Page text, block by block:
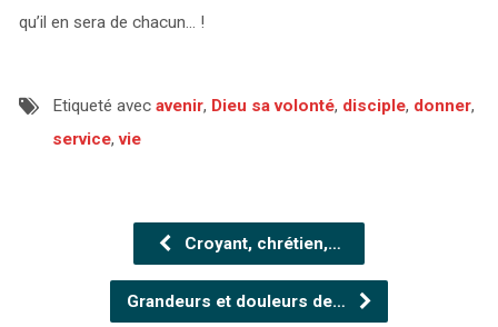
qu’il en sera de chacun… !
Etiqueté avec avenir, Dieu sa volonté, disciple, donner,
service,vie
Croyant, chrétien,…
Grandeurs et douleurs de…